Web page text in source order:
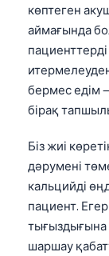
көптеген
аймағында
бермес едім
бірақ
Біз жиі
дәрумені
кальцийді
пациент.
шаршау